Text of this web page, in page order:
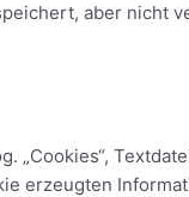
aber nicht
„Cookies“,
erzeugten